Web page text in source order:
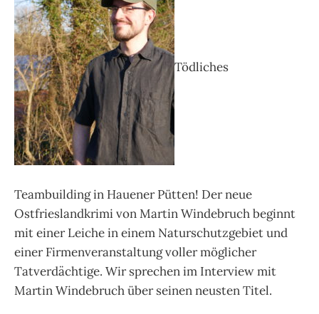
Tödliches
Teambuilding in Hauener Pütten! Der neue
Ostfrieslandkrimi von Martin Windebruch beginnt
mit einer Leiche in einem Naturschutzgebiet und
einer Firmenveranstaltung voller möglicher
Tatverdächtige. Wir sprechen im Interview mit
Martin Windebruch über seinen neusten Titel.